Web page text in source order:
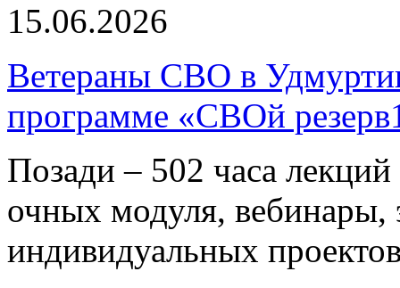
15.06.2026
Ветераны СВО в
программе «СВОй
Позади – 502 часа
очных модуля, вебинары,
индивидуальных